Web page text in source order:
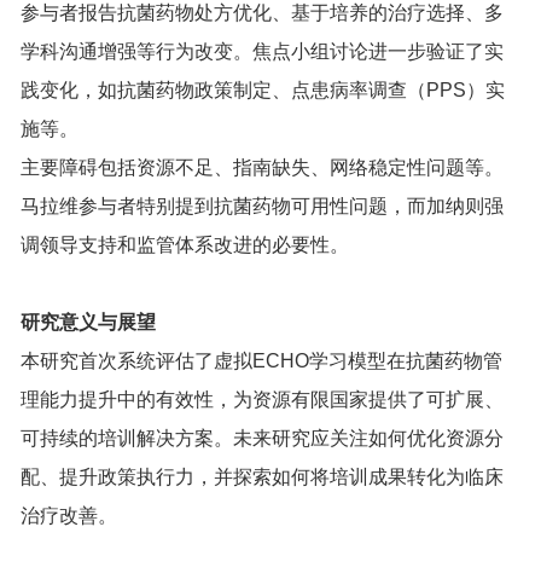
参与者报告抗菌药物处方优化、基于培养的治疗选择、多
学科沟通增强等行为改变。焦点小组讨论进一步验证了实
践变化，如抗菌药物政策制定、点患病率调查（PPS）实
施等。
主要障碍包括资源不足、指南缺失、网络稳定性问题等。
马拉维参与者特别提到抗菌药物可用性问题，而加纳则强
调领导支持和监管体系改进的必要性。
研究意义与展望
本研究首次系统评估了虚拟ECHO学习模型在抗菌药物管
理能力提升中的有效性，为资源有限国家提供了可扩展、
可持续的培训解决方案。未来研究应关注如何优化资源分
配、提升政策执行力，并探索如何将培训成果转化为临床
治疗改善。